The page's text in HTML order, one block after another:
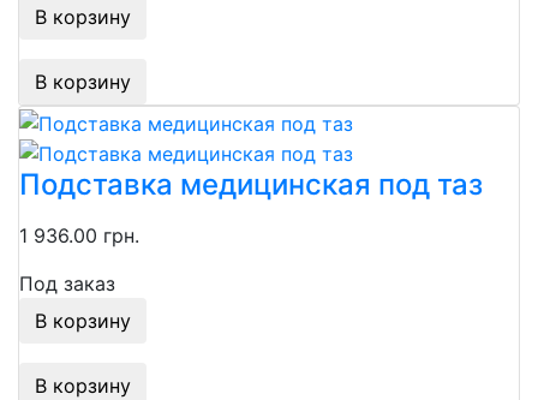
В корзину
В корзину
Подставка медицинская под таз
1 936.00 грн.
Под заказ
В корзину
В корзину